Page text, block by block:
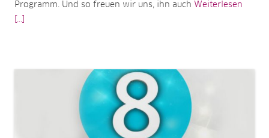
Programm. Und so freuen wir uns, ihn auch Weiterlesen
[...]